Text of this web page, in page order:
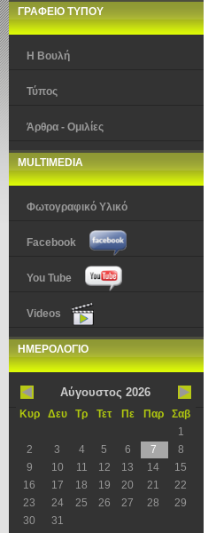
ΓΡΑΦΕΙΟ ΤΥΠΟΥ
Η Βουλή
Τύπος
Άρθρα - Ομιλίες
MULTIMEDIA
Φωτογραφικό Υλικό
Facebook
You Tube
Videos
ΗΜΕΡΟΛΟΓΙΟ
Αύγουστος 2026
Κυρ Δευ Τρ Τετ Πε Παρ
Σαβ
1
2
3 4 5 6 7
8
9
10 11 12 13 14
15
16
17 18 19 20 21
22
23
24 25 26 27 28
29
30
31